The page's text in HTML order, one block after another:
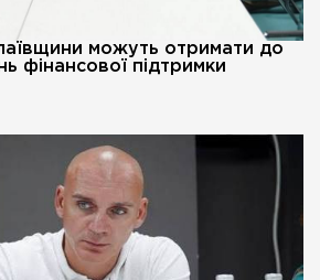
можуть отримати до
фінансової підтримки